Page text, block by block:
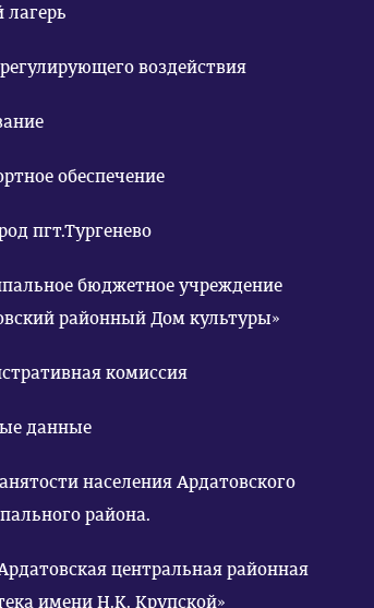
лагерь
воздействия
обеспечение
пгт.Тургенево
бюджетное учреждение
«Ардатовский районный Дом культуры»
комиссия
данные
населения Ардатовского
района.
центральная районная
имени Н.К. Крупской»